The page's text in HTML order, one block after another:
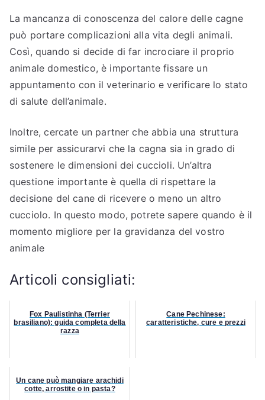
La mancanza di conoscenza del calore delle cagne
può portare complicazioni alla vita degli animali.
Così, quando si decide di far incrociare il proprio
animale domestico, è importante fissare un
appuntamento con il veterinario e verificare lo stato
di salute dell’animale.
Inoltre, cercate un partner che abbia una struttura
simile per assicurarvi che la cagna sia in grado di
sostenere le dimensioni dei cuccioli. Un’altra
questione importante è quella di rispettare la
decisione del cane di ricevere o meno un altro
cucciolo. In questo modo, potrete sapere quando è il
momento migliore per la gravidanza del vostro
animale
Articoli consigliati:
Fox Paulistinha (Terrier
brasiliano): guida completa della
razza
Cane Pechinese:
caratteristiche, cure e prezzi
Un cane può mangiare arachidi
cotte, arrostite o in pasta?